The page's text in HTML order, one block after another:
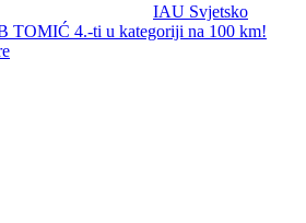
IAU Svjetsko
TOMIĆ 4.-ti u kategoriji na 100 km!